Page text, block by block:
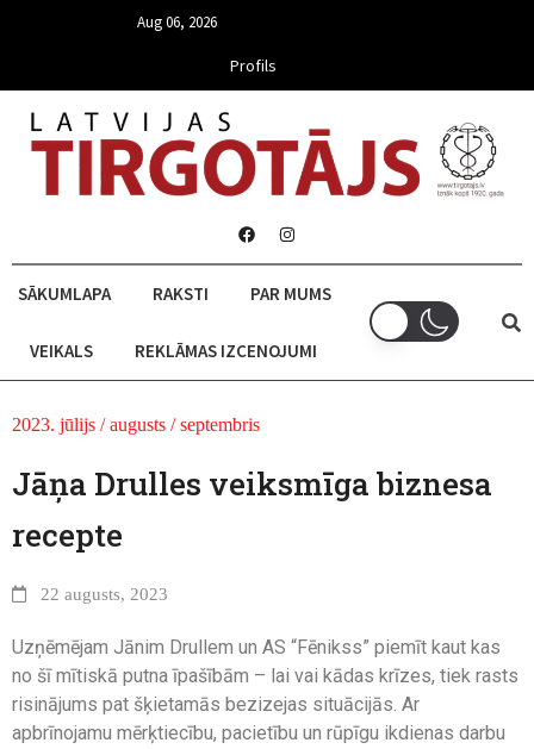
Aug 06, 2026
Profils
SĀKUMLAPA RAKSTI PAR MUMS
VEIKALS REKLĀMAS IZCENOJUMI
2023. jūlijs / augusts / septembris
Jāņa Drulles veiksmīga biznesa
recepte
22 augusts, 2023
Uzņēmējam Jānim Drullem un AS “Fēnikss” piemīt kaut kas
no šī mītiskā putna īpašībām – lai vai kādas krīzes, tiek rasts
risinājums pat šķietamās bezizejas situācijās. Ar
apbrīnojamu mērķtiecību, pacietību un rūpīgu ikdienas darbu